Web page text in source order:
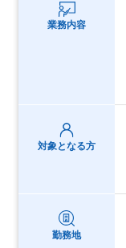
業務内容
対象となる方
勤務地